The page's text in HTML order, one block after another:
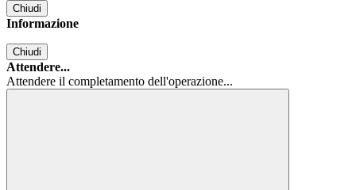
Chiudi
Informazione
Chiudi
Attendere...
Attendere il completamento dell'operazione...